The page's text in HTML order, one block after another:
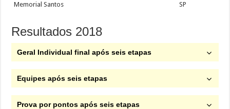
Memorial Santos SP
Resultados 2018
Geral Individual final após seis etapas
Equipes após seis etapas
Prova por pontos após seis etapas